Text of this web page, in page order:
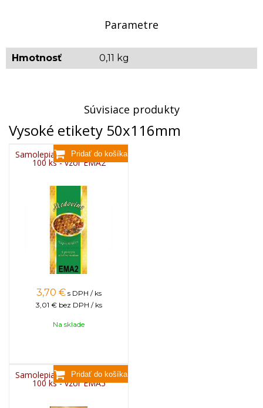
Parametre
Hmotnosť 0,11 kg
Súvisiace produkty
Vysoké etikety 50x116mm
Samolepiace etikety vysoké,
100 ks - vzor EMA2
3,70 € s DPH / ks
3,01 € bez DPH / ks
Na sklade
Samolepiace etikety vysoké,
100 ks - vzor EMA5